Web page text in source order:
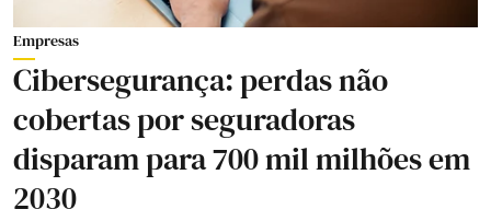
Empresas
Cibersegurança: perdas não
cobertas por seguradoras
disparam para 700 mil milhões em
2030